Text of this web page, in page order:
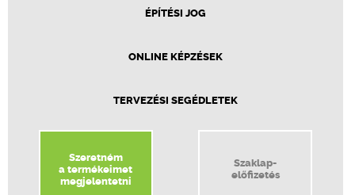
ÉPÍTÉSI JOG
ONLINE KÉPZÉSEK
TERVEZÉSI SEGÉDLETEK
Szeretném
a termékeimet
megjelentetni
Szaklap-
előfizetés